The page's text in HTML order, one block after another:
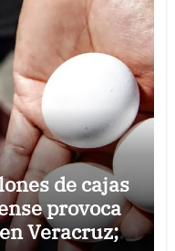
de cajas
provoca
Veracruz;